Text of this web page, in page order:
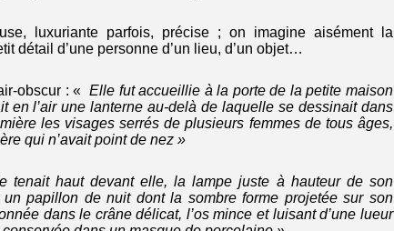
luxuriante parfois, précise ; on imagine aisément la
détail d’une personne d’un lieu, d’un objet…
obscur : «Elle fut accueillie à la porte de la petite maison
en l’air une lanterne au-delà de laquelle se dessinait dans
les visages serrés de plusieurs femmes de tous âges,
qui n’avait point de nez »
tenait haut devant elle, la lampe juste à hauteur de son
un papillon de nuit dont la sombre forme projetée sur son
dans le crâne délicat, l’os mince et luisant d’une lueur